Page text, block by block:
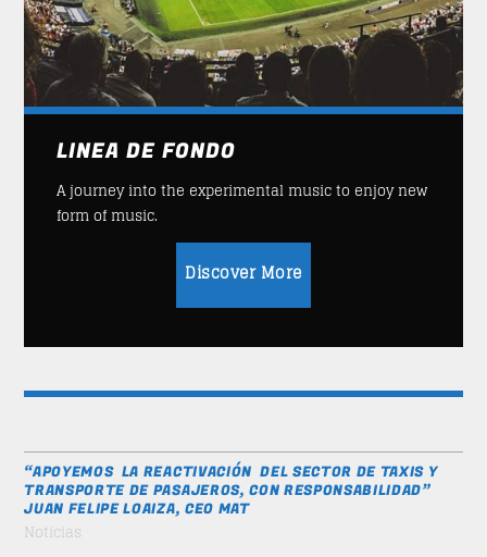
LINEA DE FONDO
A journey into the experimental music to enjoy new
form of music.
Discover More
“APOYEMOS LA REACTIVACIÓN DEL SECTOR DE TAXIS Y
TRANSPORTE DE PASAJEROS, CON RESPONSABILIDAD”
JUAN FELIPE LOAIZA, CEO MAT
Noticias